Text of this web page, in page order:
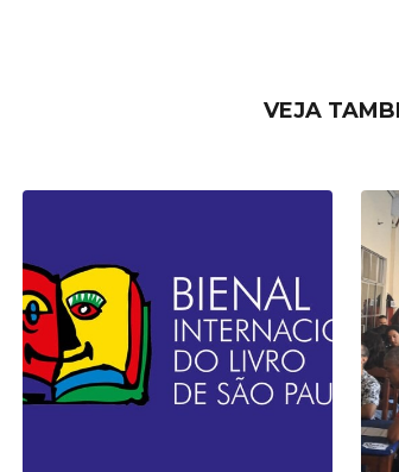
VEJA